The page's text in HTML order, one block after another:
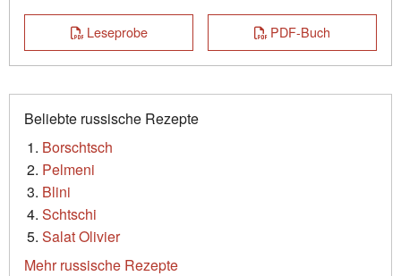
Leseprobe PDF-Buch
Beliebte russische Rezepte
Borschtsch
Pelmeni
Blini
Schtschi
Salat Olivier
Mehr russische Rezepte